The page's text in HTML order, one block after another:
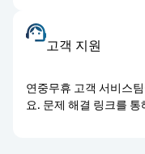
고객 지원
연중무휴 고객 서비스
요. 문제 해결 링크를